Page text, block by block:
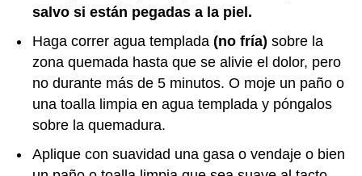
salvo si están pegadas a la piel.
Haga correr agua templada (no fría) sobre la
zona quemada hasta que se alivie el dolor, pero
no durante más de 5 minutos. O moje un paño o
una toalla limpia en agua templada y póngalos
sobre la quemadura.
Aplique con suavidad una gasa o vendaje o bien